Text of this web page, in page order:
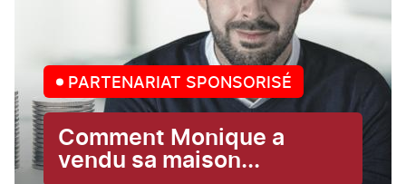
PARTENARIAT SPONSORISÉ
Comment Monique a
vendu sa maison...